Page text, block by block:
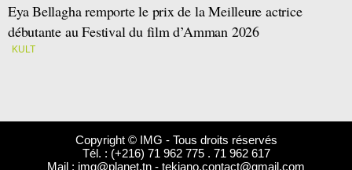
Eya Bellagha remporte le prix de la Meilleure actrice
débutante au Festival du film d’Amman 2026
KULT
Copyright © IMG - Tous droits réservés
Tél. : (+216) 71 962 775 . 71 962 617
Mail : img@planet.tn - tekiano.contact@gmail.com